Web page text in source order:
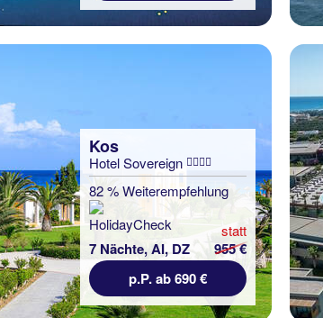
Kos
Hotel Sovereign
82 % Weiterempfehlung
7 Nächte, AI, DZ
statt
955 €
p.P. ab 690 €